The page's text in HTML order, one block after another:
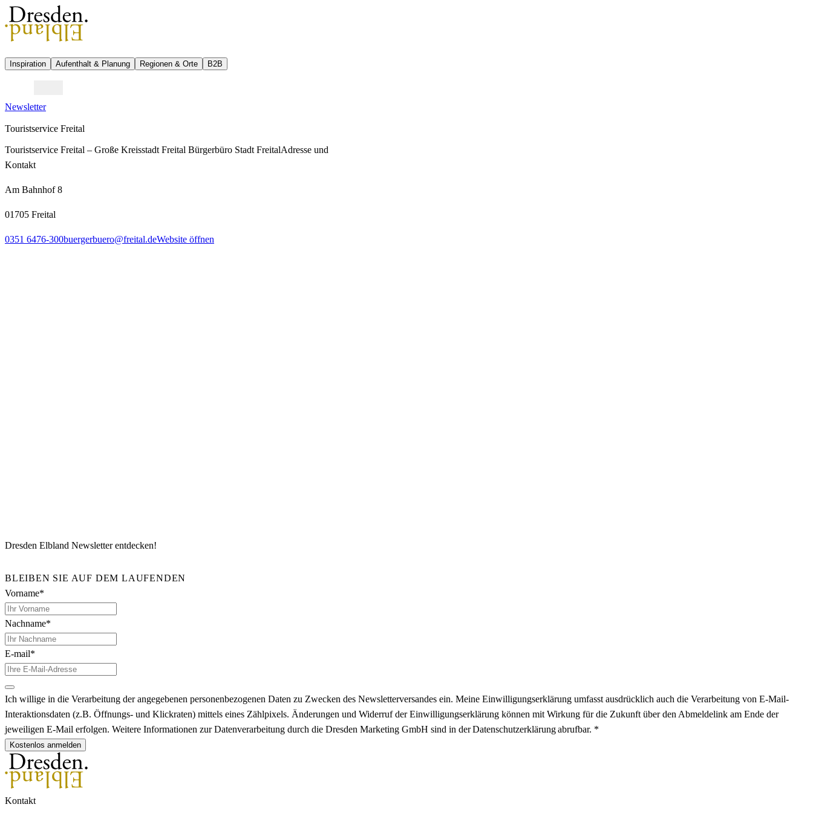
Inspiration Aufenthalt & Planung Regionen & Orte B2B
Newsletter
Touristservice Freital
Touristservice Freital – Große Kreisstadt Freital Bürgerbüro Stadt FreitalAdresse und
Kontakt
Am Bahnhof 8
01705 Freital
0351 6476-300buergerbuero@freital.deWebsite öffnen
Dresden Elbland Newsletter entdecken!
BLEIBEN SIE AUF DEM LAUFENDEN
Vorname*
Nachname*
E-mail*
Ich willige in die Verarbeitung der angegebenen personenbezogenen Daten zu Zwecken des Newsletterversandes ein. Meine Einwilligungserklärung umfasst ausdrücklich auch die Verarbeitung von E-Mail-
Interaktionsdaten (z.B. Öffnungs- und Klickraten) mittels eines Zählpixels. Änderungen und Widerruf der Einwilligungserklärung können mit Wirkung für die Zukunft über den Abmeldelink am Ende der
jeweiligen E-Mail erfolgen. Weitere Informationen zur Datenverarbeitung durch die Dresden Marketing GmbH sind in der Datenschutzerklärung abrufbar. *
Kostenlos anmelden
Kontakt